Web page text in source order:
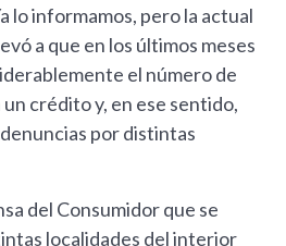
lo informamos, pero la actual
a que en los últimos meses
el número de
crédito y, en ese sentido,
por distintas
del Consumidor que se
localidades del interior